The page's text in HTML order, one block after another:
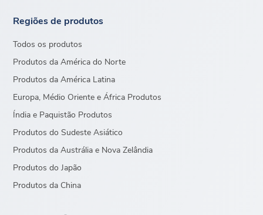
Regiões de produtos
Todos os produtos
Produtos da América do Norte
Produtos da América Latina
Europa, Médio Oriente e África Produtos
Índia e Paquistão Produtos
Produtos do Sudeste Asiático
Produtos da Austrália e Nova Zelândia
Produtos do Japão
Produtos da China